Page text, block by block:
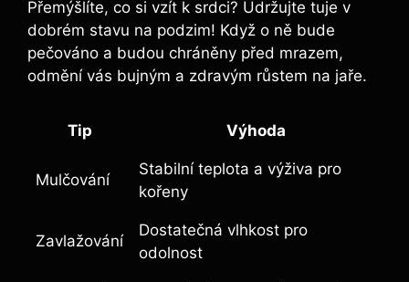
Přemýšlíte, co si vzít k srdci? Udržujte tuje v
dobrém stavu na podzim! Když o ně bude
pečováno a budou chráněny před mrazem,
odmění vás bujným a zdravým růstem na jaře.
Tip Výhoda
Mulčování
Stabilní teplota a výživa pro
kořeny
Zavlažování
Dostatečná vlhkost pro
odolnost